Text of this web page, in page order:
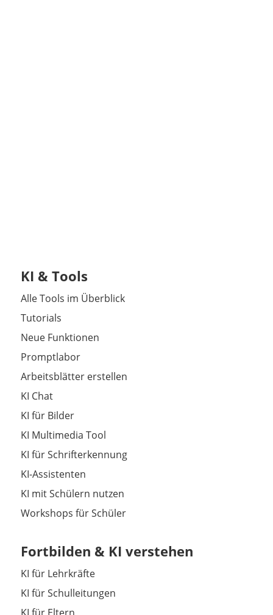
KI & Tools
Alle Tools im Überblick
Tutorials
Neue Funktionen
Promptlabor
Arbeitsblätter erstellen
KI Chat
KI für Bilder
KI Multimedia Tool
KI für Schrifterkennung
KI-Assistenten
KI mit Schülern nutzen
Workshops für Schüler
Fortbilden & KI verstehen
KI für Lehrkräfte
KI für Schulleitungen